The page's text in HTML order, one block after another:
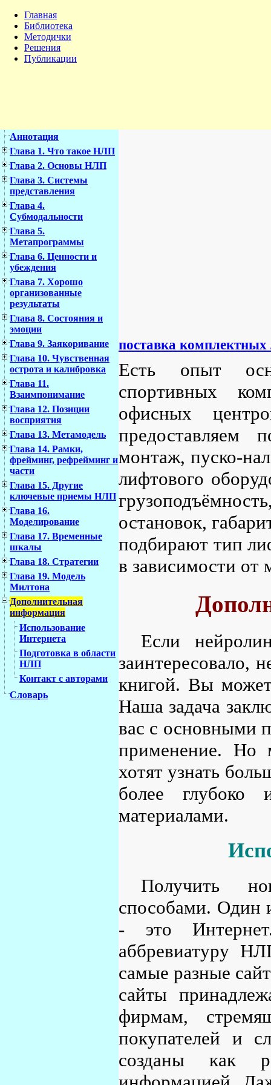
Главная
Библиотека
Методички
Решения
Публикации
Аннотация
Глава 1. Что такое НЛП
Глава 2. Основы НЛП
Глава 3. Системы
представления
Глава 4.
Субмодальности
Глава 5.
Метапрограммы
Глава 6. Ценности и
убеждения
Глава 7. Хорошо
организованные
результаты
Глава 8. Состояния и
эмоции
Глава 9. Заякоривание
Глава 10. Чувственная
острота и калибровка
Глава 11.
Взаимпонимание
Глава 12. Позиции
восприятия
Глава 13. Метамодель
Глава 14. Рамки,
фрейминг, рефрейминг и
части
Глава 15. Другие
ключевые приемы НЛП
Глава 16.
Моделирование
Глава 17. Временные
шкалы
Глава 18. Стратегии
Глава 19. Модель
Милтона
Дополнительная
информация
Использование
Интернета
Подготовка в области
НЛП
Контакт с авторами
Словарь
поставка
Есть опыт
спортивных
офисных
монтаж, пуско-
лифтового
остановок,
подбирают тип
в зависимости от
Если
заинтересовало,
книгой. Вы
Наша задача
вас с основными
применение. Но
хотят узнать
более глубоко
материалами.
Получить
способами. Один
- это
аббревиатуру
самые разные
сайты
фирмам,
покупателей и
созданы как